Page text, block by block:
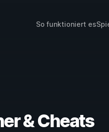
So funktioniert es
& Cheats